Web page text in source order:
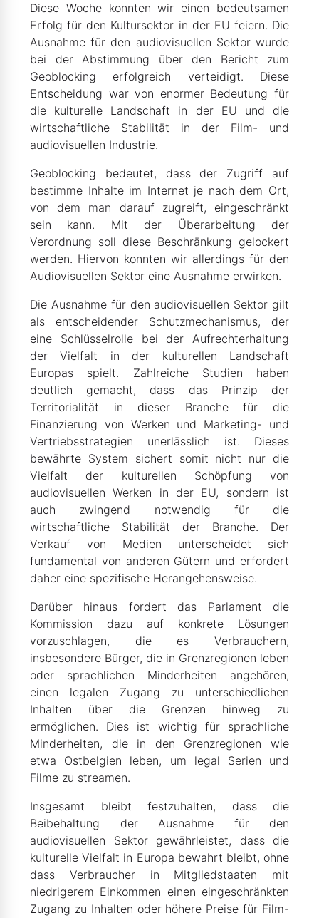
Diese Woche konnten wir einen bedeutsamen
Erfolg für den Kultursektor in der EU feiern. Die
Ausnahme für den audiovisuellen Sektor wurde
bei der Abstimmung über den Bericht zum
Geoblocking erfolgreich verteidigt. Diese
Entscheidung war von enormer Bedeutung für
die kulturelle Landschaft in der EU und die
wirtschaftliche Stabilität in der Film- und
audiovisuellen Industrie.
Geoblocking bedeutet, dass der Zugriff auf
bestimme Inhalte im Internet je nach dem Ort,
von dem man darauf zugreift, eingeschränkt
sein kann. Mit der Überarbeitung der
Verordnung soll diese Beschränkung gelockert
werden. Hiervon konnten wir allerdings für den
Audiovisuellen Sektor eine Ausnahme erwirken.
Die Ausnahme für den audiovisuellen Sektor gilt
als entscheidender Schutzmechanismus, der
eine Schlüsselrolle bei der Aufrechterhaltung
der Vielfalt in der kulturellen Landschaft
Europas spielt. Zahlreiche Studien haben
deutlich gemacht, dass das Prinzip der
Territorialität in dieser Branche für die
Finanzierung von Werken und Marketing- und
Vertriebsstrategien unerlässlich ist. Dieses
bewährte System sichert somit nicht nur die
Vielfalt der kulturellen Schöpfung von
audiovisuellen Werken in der EU, sondern ist
auch zwingend notwendig für die
wirtschaftliche Stabilität der Branche. Der
Verkauf von Medien unterscheidet sich
fundamental von anderen Gütern und erfordert
daher eine spezifische Herangehensweise.
Darüber hinaus fordert das Parlament die
Kommission dazu auf konkrete Lösungen
vorzuschlagen, die es Verbrauchern,
insbesondere Bürger, die in Grenzregionen leben
oder sprachlichen Minderheiten angehören,
einen legalen Zugang zu unterschiedlichen
Inhalten über die Grenzen hinweg zu
ermöglichen. Dies ist wichtig für sprachliche
Minderheiten, die in den Grenzregionen wie
etwa Ostbelgien leben, um legal Serien und
Filme zu streamen.
Insgesamt bleibt festzuhalten, dass die
Beibehaltung der Ausnahme für den
audiovisuellen Sektor gewährleistet, dass die
kulturelle Vielfalt in Europa bewahrt bleibt, ohne
dass Verbraucher in Mitgliedstaaten mit
niedrigerem Einkommen einen eingeschränkten
Zugang zu Inhalten oder höhere Preise für Film-